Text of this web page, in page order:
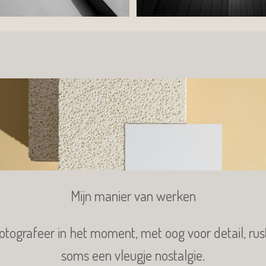
Mijn manier van werken
in het moment, met oog voor detail,
soms een vleugje nostalgie.